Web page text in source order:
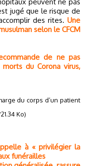
jugé que le risque de
des rites. Une
selon le CFCM
de ne pas
du Corona virus,
du corps d’un patient
Ko)
à « privilégier la
funérailles